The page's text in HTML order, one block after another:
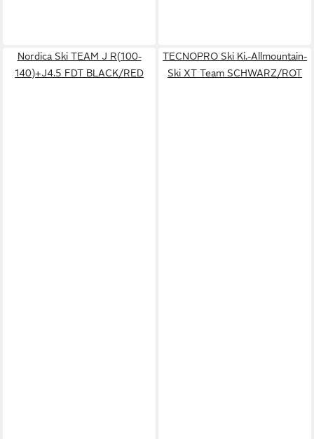
Nordica Ski TEAM J R(100-
140)+J4.5 FDT BLACK/RED
TECNOPRO Ski Ki.-Allmountain-
Ski XT Team SCHWARZ/ROT